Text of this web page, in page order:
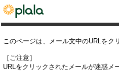
このページは、メール文中のURLをク
［ご注意］
URLをクリックされたメールが迷惑メ